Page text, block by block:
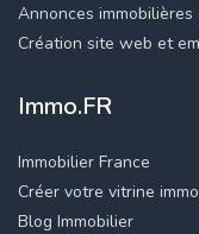
Annonces immobilières
Création site web et
Immo.FR
Immobilier France
Créer votre vitrine
Blog Immobilier